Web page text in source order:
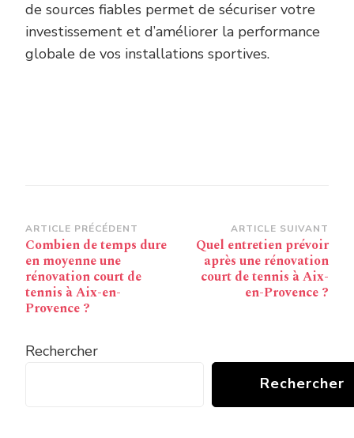
de sources fiables permet de sécuriser votre
investissement et d’améliorer la performance
globale de vos installations sportives.
Navigation
d’article
ARTICLE PRÉCÉDENT
Combien de temps dure
en moyenne une
rénovation court de
tennis à Aix-en-
Provence ?
ARTICLE SUIVANT
Quel entretien prévoir
après une rénovation
court de tennis à Aix-
en-Provence ?
Rechercher
Rechercher